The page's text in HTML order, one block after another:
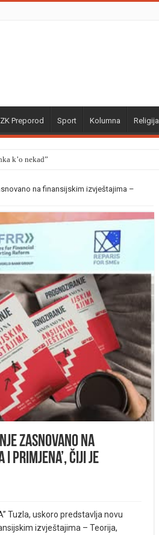
Preporod Sport Kolumna Religija
k’o nekad”
na finansijskim izvještajima –
zasnovano na
primjena’, čiji je
Tuzla, uskoro predstavlja novu
izvještajima – Teorija,